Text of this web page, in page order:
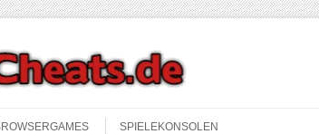
SPIELEKONSOLEN